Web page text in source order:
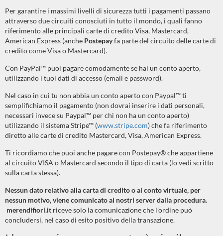
Per garantire i massimi livelli di sicurezza tutti i pagamenti passano
attraverso due circuiti conosciuti in tutto il mondo, i quali fanno
riferimento alle principali carte di credito Visa, Mastercard,
American Express (anche Postepayfa parte del circuito delle carte di
credito come Visa o Mastercard).
Con PayPal™ puoi pagare comodamente se hai un conto aperto,
utilizzando i tuoi dati di accesso (email e password).
Nel caso in cui tu non abbia un conto aperto con Paypal™ ti
semplifichiamo il pagamento (non dovrai inserire i dati personali,
necessari invece su Paypal™ per chi non ha un conto aperto)
utilizzando il sistema Stripe™ (www.stripe.com) che fa riferimento
diretto alle carte di credito Mastercard, Visa, American Express.
Ti ricordiamo che puoi anche pagare con Postepay® che appartiene
al circuito VISA o Mastercard secondo il tipo di carta (lo vedi scritto
sulla carta stessa).
Nessun dato relativo alla carta di credito o al conto virtuale, per
nessun motivo, viene comunicato ai nostri server dalla procedura.
merendifiori.it riceve solo la comunicazione che l’ordine può
concludersi, nel caso di esito positivo della transazione.